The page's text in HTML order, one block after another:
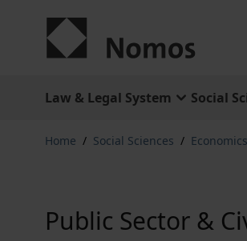
Law & Legal System Social
Home / Social Sciences /
Public Sector &